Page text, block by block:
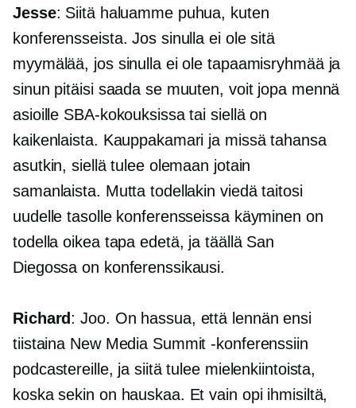
Jesse: Siitä haluamme puhua, kuten
konferensseista. Jos sinulla ei ole sitä
myymälää, jos sinulla ei ole tapaamisryhmää ja
sinun pitäisi saada se muuten, voit jopa mennä
asioille SBA-kokouksissa tai siellä on
kaikenlaista. Kauppakamari ja missä tahansa
asutkin, siellä tulee olemaan jotain
samanlaista. Mutta todellakin viedä taitosi
uudelle tasolle konferensseissa käyminen on
todella oikea tapa edetä, ja täällä San
Diegossa on konferenssikausi.
Richard: Joo. On hassua, että lennän ensi
tiistaina New Media Summit -konferenssiin
podcastereille, ja siitä tulee mielenkiintoista,
koska sekin on hauskaa. Et vain opi ihmisiltä, ​​